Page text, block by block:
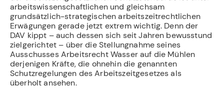
arbeitswissenschaftlichen und gleichsam
grundsätzlich-strategischen arbeitszeitrechtlichen
Erwägungen gerade jetzt extrem wichtig. Denn der
DAV kippt – auch dessen sich seit Jahren bewusstund
zielgerichtet – über die Stellungnahme seines
Ausschusses Arbeitsrecht Wasser auf die Mühlen
derjenigen Kräfte, die ohnehin die genannten
Schutzregelungen des Arbeitszeitgesetzes als
überholt ansehen.